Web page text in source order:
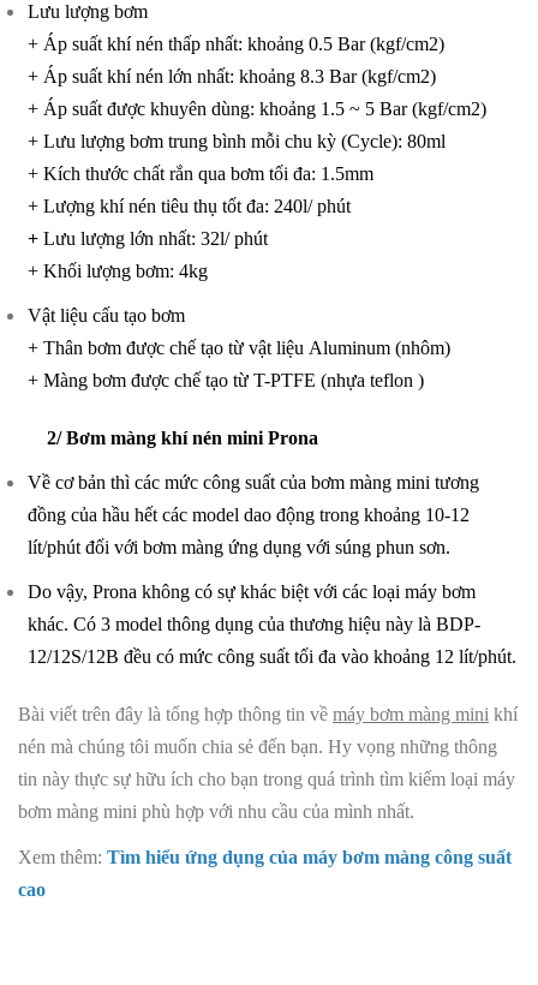
Lưu lượng bơm
+ Áp suất khí nén thấp nhất: khoảng 0.5 Bar (kgf/cm2)
+ Áp suất khí nén lớn nhất: khoảng 8.3 Bar (kgf/cm2)
+ Áp suất được khuyên dùng: khoảng 1.5 ~ 5 Bar (kgf/cm2)
+ Lưu lượng bơm trung bình mỗi chu kỳ (Cycle): 80ml
+ Kích thước chất rắn qua bơm tối đa: 1.5mm
+ Lượng khí nén tiêu thụ tốt đa: 240l/ phút
+ Lưu lượng lớn nhất: 32l/ phút
+ Khối lượng bơm: 4kg
Vật liệu cấu tạo bơm
+ Thân bơm được chế tạo từ vật liệu Aluminum (nhôm)
+ Màng bơm được chế tạo từ T-PTFE (nhựa teflon )
2/ Bơm màng khí nén mini Prona
Về cơ bản thì các mức công suất của bơm màng mini tương
đồng của hầu hết các model dao động trong khoảng 10-12
lít/phút đối với bơm màng ứng dụng với súng phun sơn.
Do vậy, Prona không có sự khác biệt với các loại máy bơm
khác. Có 3 model thông dụng của thương hiệu này là BDP-
12/12S/12B đều có mức công suất tối đa vào khoảng 12 lít/phút.
Bài viết trên đây là tổng hợp thông tin về máy bơm màng mini khí
nén mà chúng tôi muốn chia sẻ đến bạn. Hy vọng những thông
tin này thực sự hữu ích cho bạn trong quá trình tìm kiếm loại máy
bơm màng mini phù hợp với nhu cầu của mình nhất.
Xem thêm: Tìm hiểu ứng dụng của máy bơm màng công suất
cao